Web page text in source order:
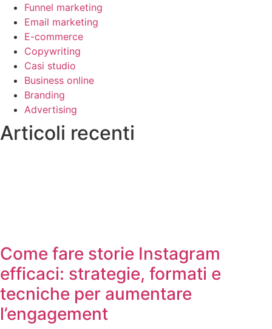
Funnel marketing
Email marketing
E-commerce
Copywriting
Casi studio
Business online
Branding
Advertising
Articoli recenti
Come fare storie Instagram
efficaci: strategie, formati e
tecniche per aumentare
l’engagement